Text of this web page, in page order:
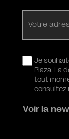
mail
RGPD
Je
Plaza. La
tout
consultez
Voir la